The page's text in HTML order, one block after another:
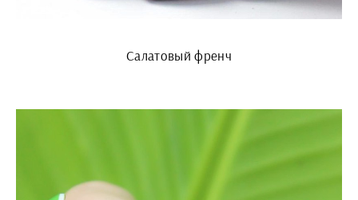
Салатовый френч